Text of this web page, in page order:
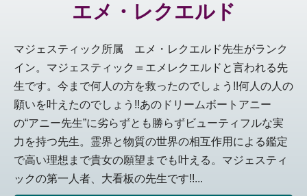
エメ・レクエルド
マジェスティック所属 エメ・レクエルド先生がランク
イン。マジェスティック＝エメレクエルドと言われる先
生です。今まで何人の方を救ったのでしょう!!何人の人の
願いを叶えたのでしょう!!あのドリームボートアニー
の“アニー先生”に劣らずとも勝らずビューティフルな実
力を持つ先生。霊界と物質の世界の相互作用による鑑定
で高い理想まで貴女の願望までも叶える。マジェスティ
ックの第一人者、大看板の先生です!!...